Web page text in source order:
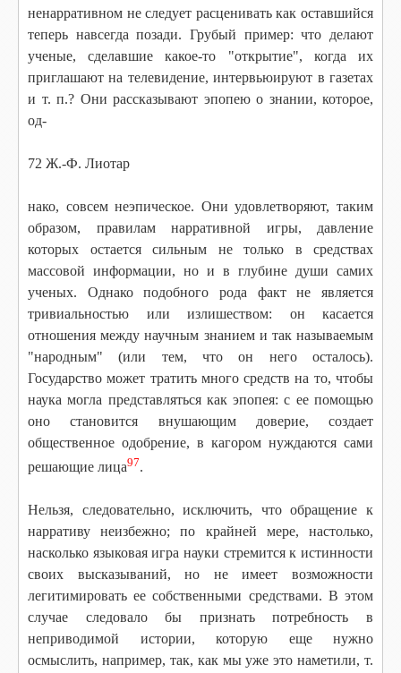
ненарративном не следует расценивать как оставшийся
теперь навсегда позади. Грубый пример: что делают
ученые, сделавшие какое-то "открытие", когда их
приглашают на телевидение, интервьюируют в газетах
и т. п.? Они рассказывают эпопею о знании, которое,
од-
72 Ж.-Ф. Лиотар
нако, совсем неэпическое. Они удовлетворяют, таким
образом, правилам нарративной игры, давление
которых остается сильным не только в средствах
массовой информации, но и в глубине души самих
ученых. Однако подобного рода факт не является
тривиальностью или излишеством: он касается
отношения между научным знанием и так называемым
"народным" (или тем, что он него осталось).
Государство может тратить много средств на то, чтобы
наука могла представляться как эпопея: с ее помощью
оно становится внушающим доверие, создает
общественное одобрение, в кагором нуждаются сами
решающие лица97.
Нельзя, следовательно, исключить, что обращение к
нарративу неизбежно; по крайней мере, настолько,
насколько языковая игра науки стремится к истинности
своих высказываний, но не имеет возможности
легитимировать ее собственными средствами. В этом
случае следовало бы признать потребность в
неприводимой истории, которую еще нужно
осмыслить, например, так, как мы уже это наметили, т.